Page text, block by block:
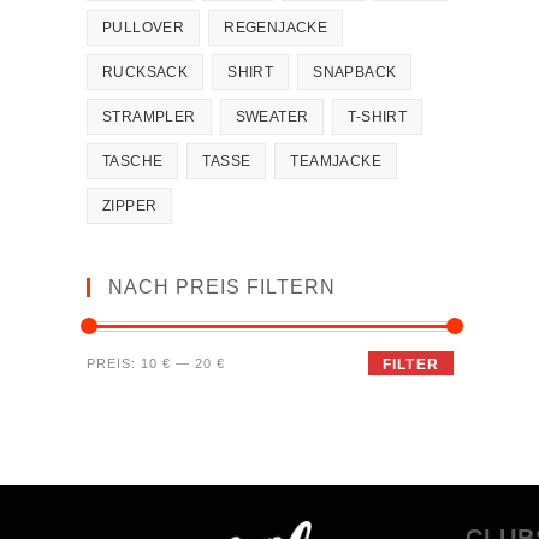
PULLOVER REGENJACKE
RUCKSACK SHIRT SNAPBACK
STRAMPLER SWEATER T-SHIRT
TASCHE TASSE TEAMJACKE
ZIPPER
NACH PREIS FILTERN
FILTER
PREIS: 10 € — 20 €